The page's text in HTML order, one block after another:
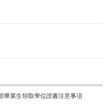
畢業生領取學位證書注意事項